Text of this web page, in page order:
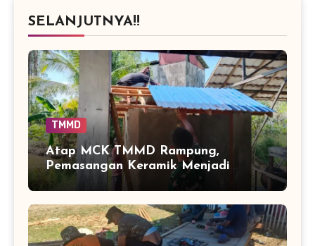
SELANJUTNYA!!
TMMD
Atap MCK TMMD Rampung,
Pemasangan Keramik Menjadi
Sentuhan Akhir Fasilitas Sanitasi di